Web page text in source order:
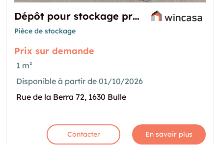
Dépôt pour stockage proche centre ville de Bulle
Pièce de stockage
Prix sur demande
1 m²
Disponible à partir de 01/10/2026
Rue de la Berra 72, 1630 Bulle
Contacter En savoir plus